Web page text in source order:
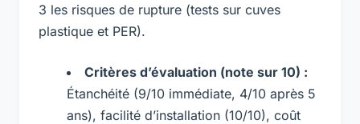
3 les risques de rupture (tests sur cuves
plastique et PER).
Critères d’évaluation (note sur 10) :
Étanchéité (9/10 immédiate, 4/10 après 5
ans), facilité d’installation (10/10), coût